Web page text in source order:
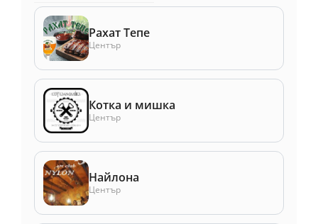
Рахат Тепе
Център
Котка и мишка
Център
Найлона
Център